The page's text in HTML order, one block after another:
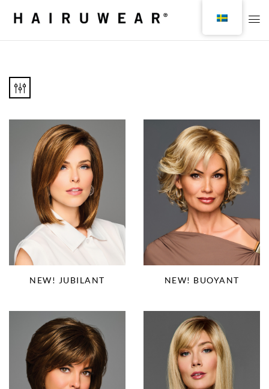
NEW! JUBILANT NEW! BUOYANT